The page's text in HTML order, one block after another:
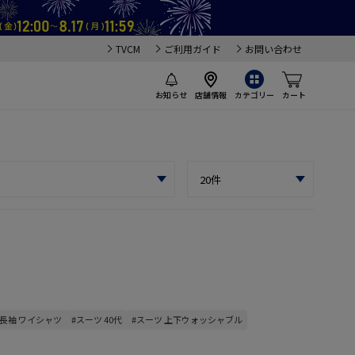
TVCM ご利用ガイド お問い合わせ
お知らせ 店舗情報 カテゴリー カート
袖 ワイシャツ #スーツ 40代 #スーツ 上下ウォッシャブル